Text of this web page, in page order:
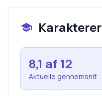
Karakterer
8,1 af 12
Aktuelle gennemsnit